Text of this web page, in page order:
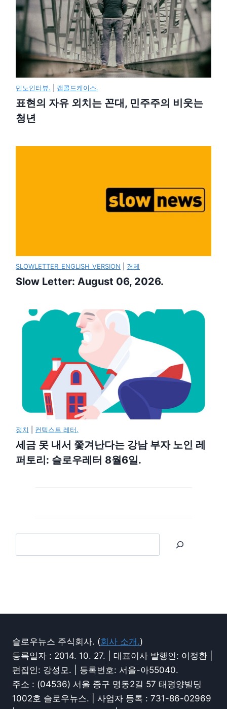
민노인터뷰. 캡콜드케이스.
표현의 자유 외치는 꼰대, 민주주의 비웃는
청년
SLOWLETTER_ENGLISH_VERSION 경제
Slow Letter: August 06, 2026.
정치 컨텍스트 레터.
세금 못 내서 쫓겨난다는 강남 부자 노인 레
퍼토리: 슬로우레터 8월6일.
슬로우뉴스 주식회사. (회사 소개.)
등록일자 : 2014. 10. 27. | 대표이사 발행인: 이정환 |
편집인: 강성모. | 등록번호: 서울-아55040.
주소 : (04536) 서울 중구 명동2길 57 태평양빌딩
1002호 슬로우뉴스. | 사업자 등록 : 731-86-02969